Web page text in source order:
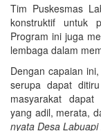
Tim Puskesmas
konstruktif untuk
Program ini juga
lembaga dalam
Dengan capaian
serupa dapat
masyarakat dapat
yang adil, merata,
nyata Desa